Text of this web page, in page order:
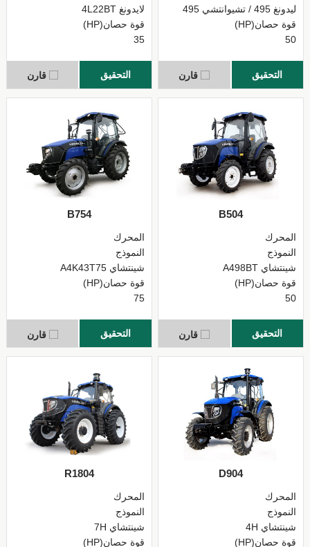
ليدونغ 495 / تشيوانتشي 495
قوة حصان(HP)
50
قارن التحقيق
لايدونغ 4L22BT
قوة حصان(HP)
35
قارن التحقيق
B504
المحرك
النموذج
شينتشاي A498BT
قوة حصان(HP)
50
قارن التحقيق
B754
المحرك
النموذج
شينتشاي A4K43T75
قوة حصان(HP)
75
قارن التحقيق
D904
المحرك
النموذج
شينتشاي 4H
قوة حصان(HP)
R1804
المحرك
النموذج
شينتشاي 7H
قوة حصان(HP)